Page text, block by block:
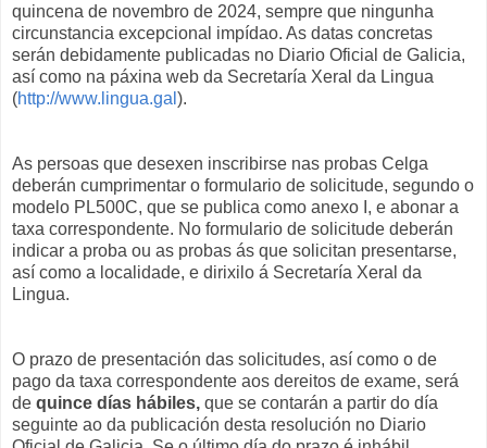
quincena de novembro de 2024, sempre que ningunha
circunstancia excepcional impídao. As datas concretas
serán debidamente publicadas no Diario Oficial de Galicia,
así como na páxina web da Secretaría Xeral da Lingua
(http://www.lingua.gal ).
As persoas que desexen inscribirse nas probas Celga
deberán cumprimentar o formulario de solicitude, segundo o
modelo PL500C, que se publica como anexo I, e abonar a
taxa correspondente. No formulario de solicitude deberán
indicar a proba ou as probas ás que solicitan presentarse,
así como a localidade, e dirixilo á Secretaría Xeral da
Lingua.
O prazo de presentación das solicitudes, así como o de
pago da taxa correspondente aos dereitos de exame, será
de quince días hábiles, que se contarán a partir do día
seguinte ao da publicación desta resolución no Diario